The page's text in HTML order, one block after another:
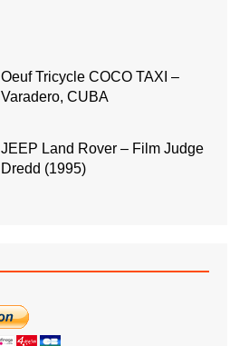
Oeuf Tricycle COCO TAXI –
Varadero, CUBA
JEEP Land Rover – Film Judge
Dredd (1995)